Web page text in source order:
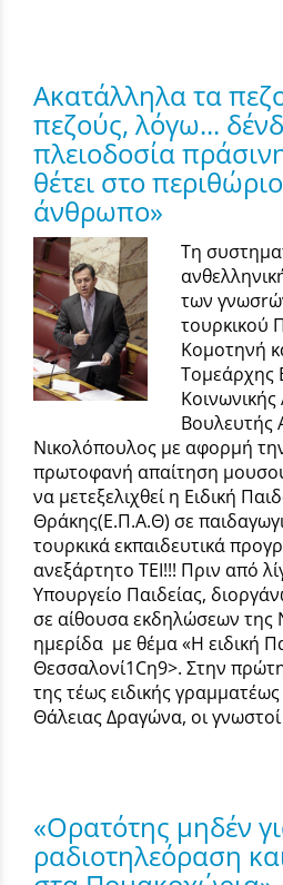
Ακατάλληλα τα
πεζούς, λόγω...
πλειοδοσία
θέτει στο
άνθρωπο»
Τη
των
τουρκικού
Κομοτηνή
Τομεάρχης
Βουλευτής
Νικολόπουλος με αφορμή
πρωτοφανή απαίτηση
να μετεξελιχθεί η Ειδική
Θράκης(Ε.Π.Α.Θ) σε
τουρκικά εκπαιδευτικά
ανεξάρτητο ΤΕΙ!!! Πριν από
Υπουργείο Παιδείας,
σε αίθουσα εκδηλώσεων
ημερίδα με θέμα «Η ειδική
Θεσσαλoνί1Cη9>. Στην
της τέως ειδικής
Θάλειας Δραγώνα, οι
«Ορατότης μηδέν
ραδιοτηλεόραση